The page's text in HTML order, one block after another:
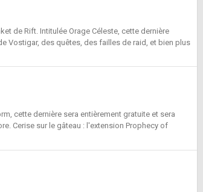
de Rift. Intitulée Orage Céleste, cette dernière
Vostigar, des quêtes, des failles de raid, et bien plus
cette dernière sera entièrement gratuite et sera
Cerise sur le gâteau : l'extension Prophecy of